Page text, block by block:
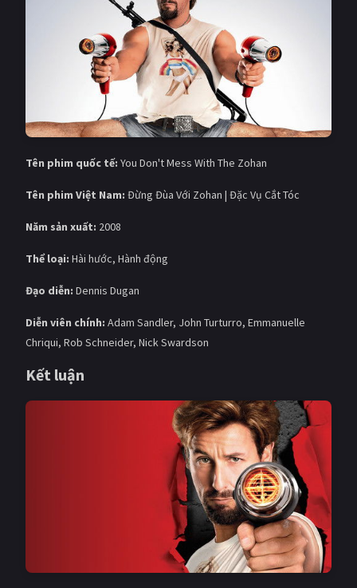
Tên phim quốc tế: You Don't Mess With The Zohan
Tên phim Việt Nam: Đừng Đùa Với Zohan | Đặc Vụ Cắt Tóc
Năm sản xuất: 2008
Thể loại: Hài hước, Hành động
Đạo diễn: Dennis Dugan
Diễn viên chính: Adam Sandler, John Turturro, Emmanuelle
Chriqui, Rob Schneider, Nick Swardson
Kết luận